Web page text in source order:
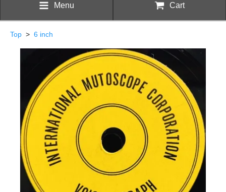
Menu Cart
Top > 6 inch